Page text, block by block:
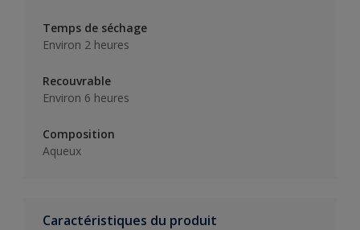
Temps de séchage
Environ 2 heures
Recouvrable
Environ 6 heures
Composition
Aqueux
Caractéristiques du produit